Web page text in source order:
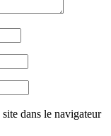
dans le navigateur